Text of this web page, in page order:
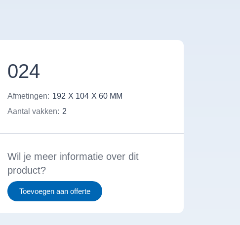
024
Afmetingen: 192 X 104 X 60 MM
Aantal vakken: 2
Wil je meer informatie over dit
product?
Toevoegen aan offerte